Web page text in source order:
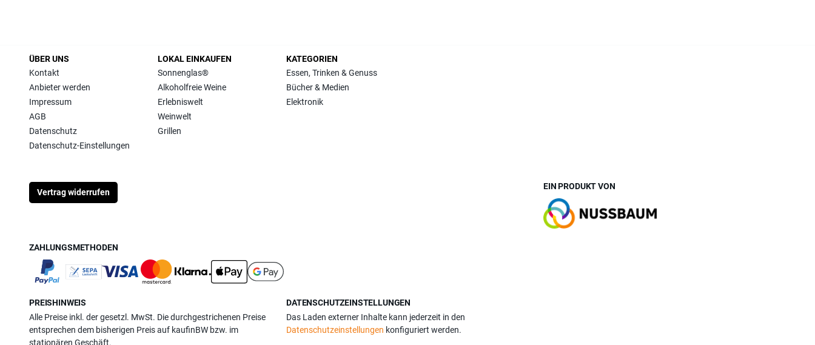
ÜBER UNS
Kontakt
Anbieter werden
Impressum
AGB
Datenschutz
Datenschutz-Einstellungen
LOKAL EINKAUFEN
Sonnenglas®
Alkoholfreie Weine
Erlebniswelt
Weinwelt
Grillen
KATEGORIEN
Essen, Trinken & Genuss
Bücher & Medien
Elektronik
PREISHINWEIS
Alle Preise inkl. der gesetzl. MwSt. Die durchgestrichenen Preise
entsprechen dem bisherigen Preis auf kaufinBW bzw. im
stationären Geschäft.
DATENSCHUTZEINSTELLUNGEN
Das Laden externer Inhalte kann jederzeit in den
Datenschutzeinstellungen konfiguriert werden.
EIN PRODUKT VON
ZAHLUNGSMETHODEN
Vertrag widerrufen